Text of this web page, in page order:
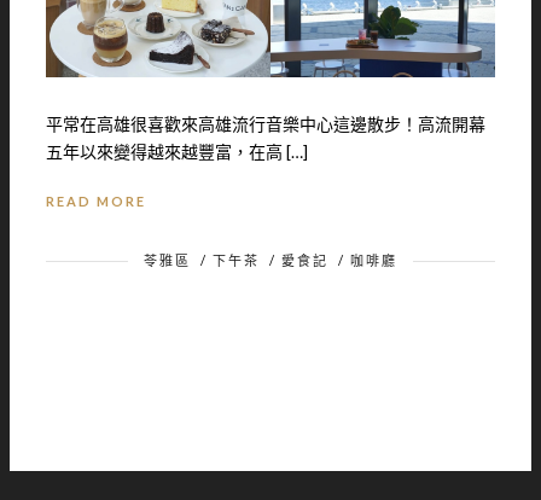
平常在高雄很喜歡來高雄流行音樂中心這邊散步！高流開幕
五年以來變得越來越豐富，在高 […]
READ MORE
苓雅區 / 下午茶 / 愛食記 / 咖啡廳